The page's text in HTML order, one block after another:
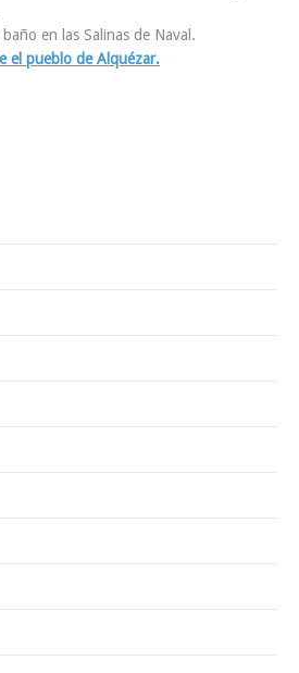
en las Salinas de Naval.
el pueblo de Alquézar.